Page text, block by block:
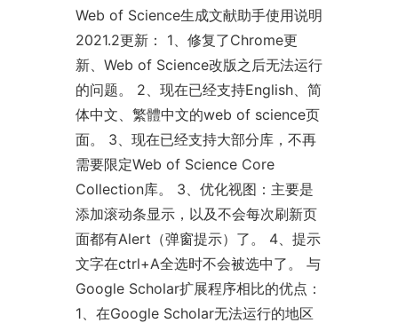
Web of Science生成文献助手使用说明
2021.2更新： 1、修复了Chrome更
新、Web of Science改版之后无法运行
的问题。 2、现在已经支持English、简
体中文、繁體中文的web of science页
面。 3、现在已经支持大部分库，不再
需要限定Web of Science Core
Collection库。 3、优化视图：主要是
添加滚动条显示，以及不会每次刷新页
面都有Alert（弹窗提示）了。 4、提示
文字在ctrl+A全选时不会被选中了。 与
Google Scholar扩展程序相比的优点：
1、在Google Scholar无法运行的地区